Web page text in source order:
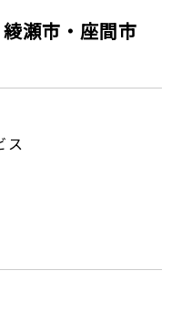
瀬市・座間市
ス